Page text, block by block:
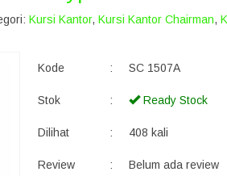
Kursi Kantor, Kursi Kantor Chairman,
Kode : SC 1507A
Stok : Ready Stock
Dilihat : 408 kali
Review : Belum ada review